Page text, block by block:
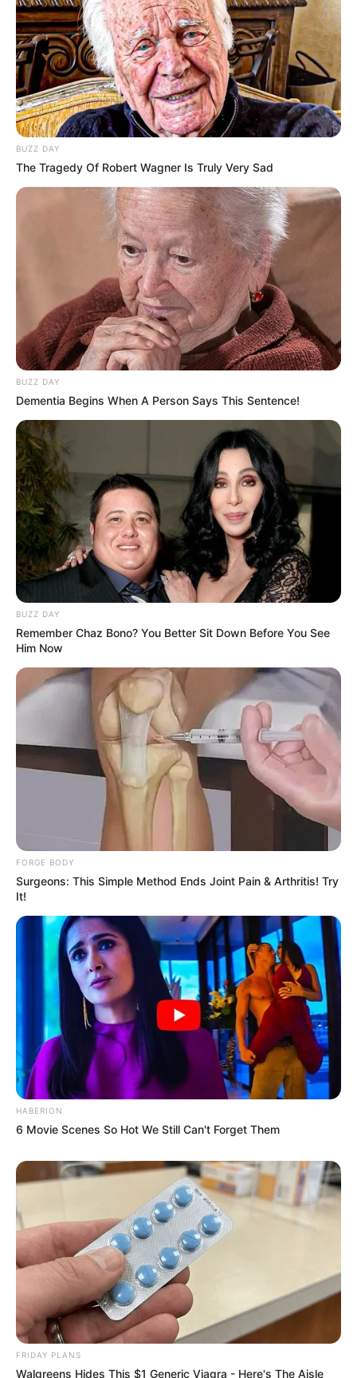
BUZZ DAY
The Tragedy Of Robert Wagner Is Truly Very Sad
BUZZ DAY
Dementia Begins When A Person Says This Sentence!
BUZZ DAY
Remember Chaz Bono? You Better Sit Down Before You See
Him Now
FORGE BODY
Surgeons: This Simple Method Ends Joint Pain & Arthritis! Try
It!
HABERION
6 Movie Scenes So Hot We Still Can't Forget Them
FRIDAY PLANS
Walgreens Hides This $1 Generic Viagra - Here's The Aisle